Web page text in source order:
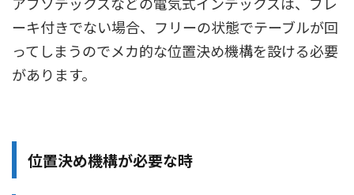
ーキ付きでない場合、フリーの状態でテーブルが回
ってしまうのでメカ的な位置決め機構を設ける必要
があります。
位置決め機構が必要な時